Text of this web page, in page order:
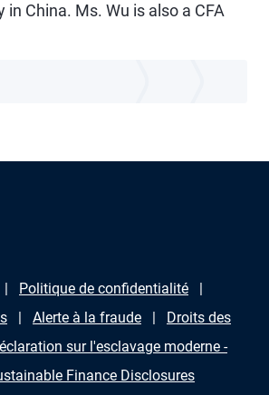
in China. Ms. Wu is also a CFA
Politique de confidentialité
Alerte à la fraude
Droits des
sur l'esclavage moderne -
Finance Disclosures